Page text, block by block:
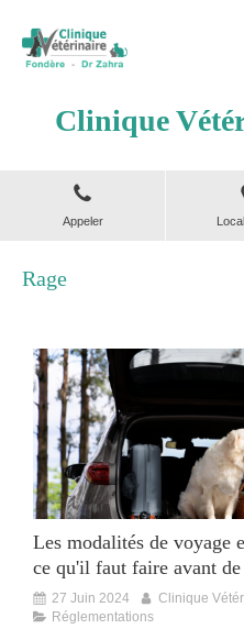
Clinique
Appeler
Rage
Les modalités de voyage
ce qu'il faut faire avant
27 Juin 2024
Clinique
Réglementations